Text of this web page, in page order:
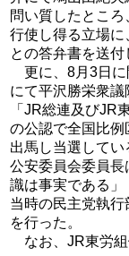
問い質したとこ
行使し得る立場に
との答弁書を送付
更に、8月3日に
にて平沢勝栄衆議
「JR総連及びJR
の公認で全国比例
出馬し当選して
公安委員会委員
識は事実である」
当時の民主党執
を行った。
なお、JR東労組